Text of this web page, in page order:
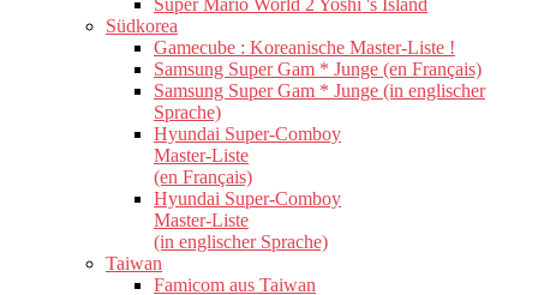
Super Mario World 2 Yoshi 's Island
Südkorea
Gamecube : Koreanische Master-Liste !
Samsung Super Gam * Junge (en Français)
Samsung Super Gam * Junge (in englischer
Sprache)
Hyundai Super-Comboy
Master-Liste
(en Français)
Hyundai Super-Comboy
Master-Liste
(in englischer Sprache)
Taiwan
Famicom aus Taiwan